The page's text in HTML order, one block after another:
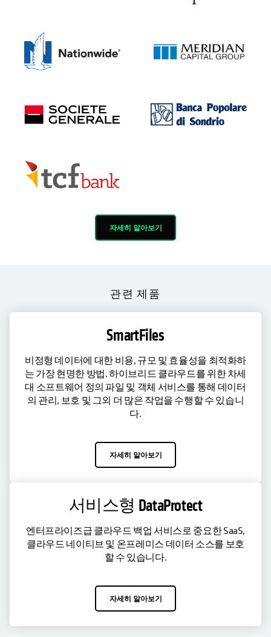
자세히 알아보기
관련 제품
SmartFiles
비정형 데이터에 대한 비용, 규모 및 효율성을 최적화하
는 가장 현명한 방법. 하이브리드 클라우드를 위한 차세
대 소프트웨어 정의 파일 및 객체 서비스를 통해 데이터
의 관리, 보호 및 그외 더 많은 작업을 수행할 수 있습니
다.
자세히 알아보기
서비스형 DataProtect
엔터프라이즈급 클라우드 백업 서비스로 중요한 SaaS,
클라우드 네이티브 및 온프레미스 데이터 소스를 보호
할 수 있습니다.
자세히 알아보기